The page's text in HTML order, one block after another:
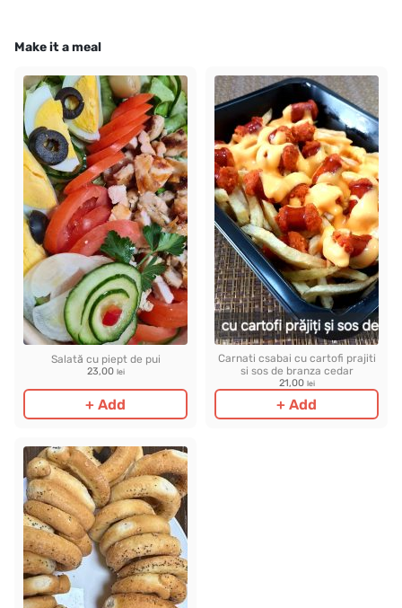
Make it a meal
Salată cu piept de pui
23,00 lei
+ Add
Carnati csabai cu cartofi prajiti
si sos de branza cedar
21,00 lei
+ Add